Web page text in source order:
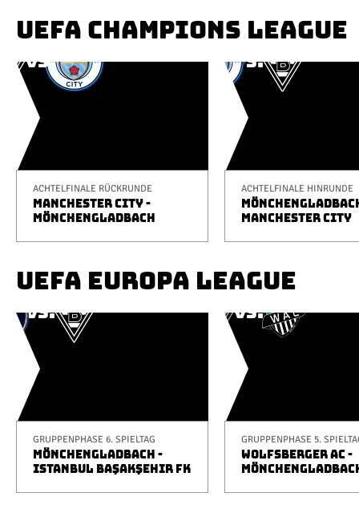
UEFA CHAMPIONS LEAGUE
ACHTELFINALE RÜCKRUNDE
MANCHESTER CITY -
MÖNCHENGLADBACH
ACHTELFINALE HINRUNDE
MANCHESTER CITY
UEFA EUROPA LEAGUE
GRUPPENPHASE 6. SPIELTAG
MÖNCHENGLADBACH -
ISTANBUL BAŞAKŞEHIR FK
GRUPPENPHASE 5.
WOLFSBERGER AC -